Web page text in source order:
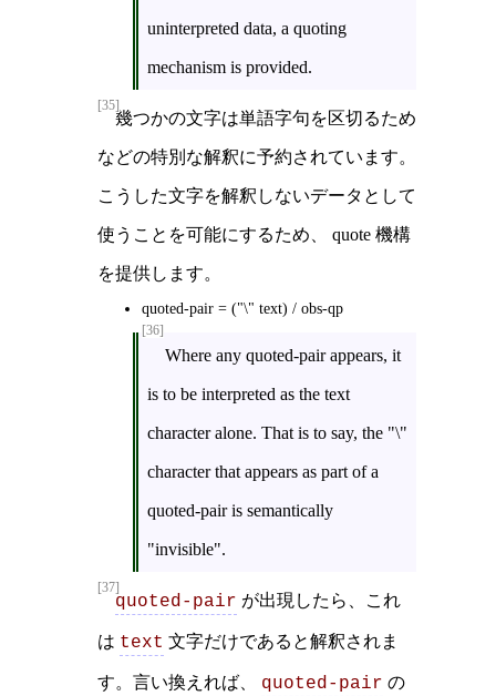
uninterpreted data, a quoting
mechanism is provided.
[35]
幾つかの文字は単語字句を区切るため
などの特別な解釈に予約されています。
こうした文字を解釈しないデータとして
使うことを可能にするため、 quote 機構
を提供します。
[36]
quoted-pair = ("\" text) / obs-qp
Where any quoted-pair appears, it
is to be interpreted as the text
character alone. That is to say, the "\"
character that appears as part of a
quoted-pair is semantically
"invisible".
[37]
quoted-pair が出現したら、これ
は text 文字だけであると解釈されま
す。言い換えれば、 quoted-pair の